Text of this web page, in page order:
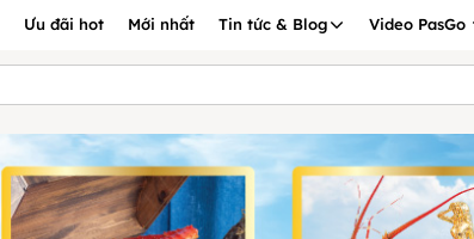
Ưu đãi hot Mới nhất Tin tức & Blog Video PasGo